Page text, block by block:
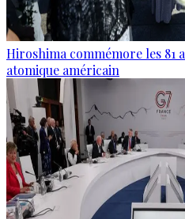
Hiroshima commémore les 81
atomique américain